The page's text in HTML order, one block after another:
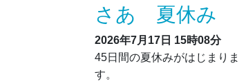
さあ 夏休み
2026年7月17日 15時08分
45日間の夏休みがはじまりま
す。